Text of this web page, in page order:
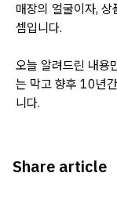
매장의 얼굴이자,
셈입니다.
오늘 알려드린 내용
는 막고 향후 10년
니다.
Share article